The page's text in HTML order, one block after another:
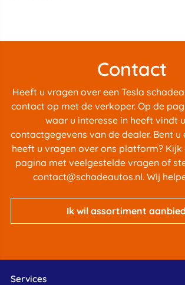
Contact
Heeft u vragen over een Tesla
contact op met de verkoper. Op de
waar u interesse in heeft vindt
contactgegevens van de dealer. Bent
heeft u vragen over ons platform? Kijk
pagina met veelgestelde vragen of
contact@schadeautos.nl. Wij
Ik wil assortiment
Services